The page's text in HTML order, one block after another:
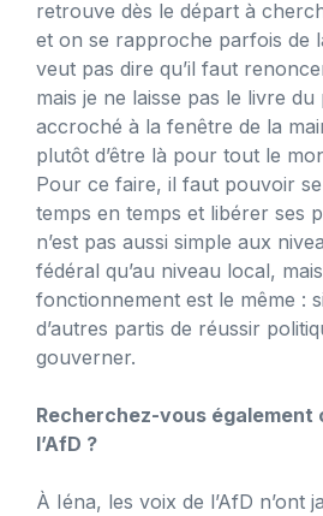
retrouve dès le départ à
et on se rapproche parfois de
veut pas dire qu’il faut
mais je ne laisse pas le livre
accroché à la fenêtre de la
plutôt d’être là pour tout le
Pour ce faire, il faut pouvoir
temps en temps et libérer ses
n’est pas aussi simple aux
fédéral qu’au niveau local,
fonctionnement est le même :
d’autres partis de réussir
gouverner.
Recherchez-vous également
l’AfD ?
À Iéna, les voix de l’AfD n’ont